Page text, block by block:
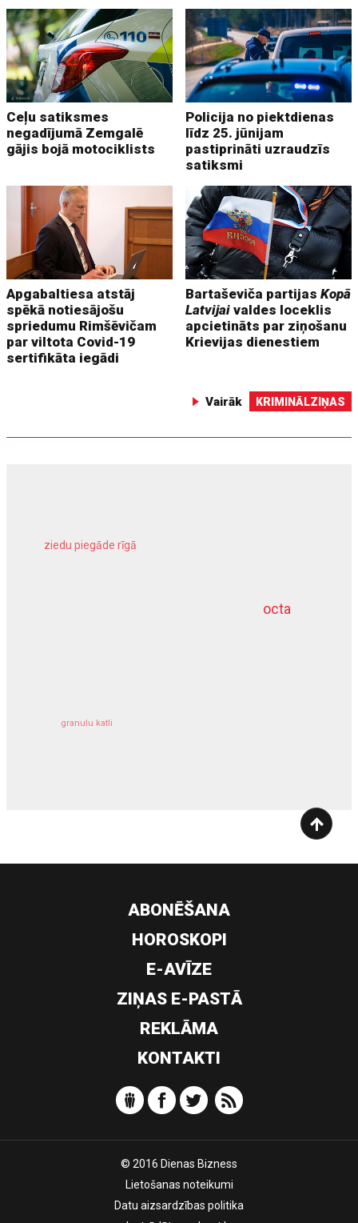
Ceļu satiksmes
negadījumā Zemgalē
gājis bojā motociklists
Policija no piektdienas
līdz 25. jūnijam
pastiprināti uzraudzīs
satiksmi
Apgabaltiesa atstāj
spēkā notiesājošu
spriedumu Rimšēvičam
par viltota Covid-19
sertifikāta iegādi
Bartaševiča partijasKopā
Latvijai valdes loceklis
apcietināts par ziņošanu
Krievijas dienestiem
Vairāk KRIMINĀLZIŅAS
octa
ziedu piegāde rīgā
granulu katli
dziļurbums
ABONĒŠANA
HOROSKOPI
E-AVĪZE
ZIŅAS E-PASTĀ
REKLĀMA
KONTAKTI
© 2016 Dienas Bizness
Lietošanas noteikumi
Datu aizsardzības politika